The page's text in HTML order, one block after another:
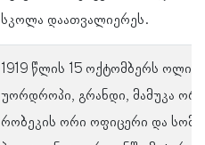
სკოლა დაათვალიერეს.
1919 წლის 15 ოქტომბერს
უორდროპი, გრანდი, მამუკა
რობეკის ორი ოფიცერი და